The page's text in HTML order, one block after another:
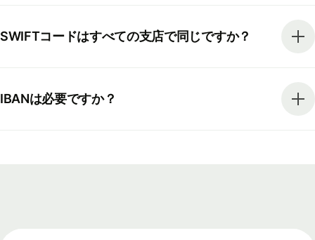
SWIFTコードはすべての支店で同じですか？
IBANは必要ですか？